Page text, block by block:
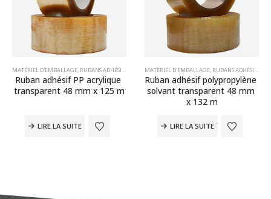
ADHÉSIFS EN POLYPROPYLÈNE (PP),RUBANS ADHÉSIFS PP ACRYLIQUES
MATÉRIEL D'EMBALLAGE, RUBANS ADHÉSIFS RUBANS ADHÉSIFS EN POLYPROPYLÈNE (PP),RUBANS
Ruban adhésif PP acrylique
transparent 48 mm x 125 m
LIRE LA SUITE
MATÉRIEL D'EMBALLAGE, RUBANS ADHÉSIFS
Ruban adhésif polypropylène
solvant transparent 48 mm
x 132 m
LIRE LA SUITE